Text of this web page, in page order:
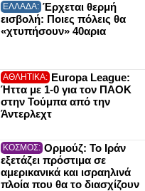
ΕΛΛΑΔΑ: Έρχεται θερμή
εισβολή: Ποιες πόλεις θα
«χτυπήσουν» 40αρια
ΑΘΛΗΤΙΚΑ: Europa League:
Ήττα με 1-0 για τον ΠΑΟΚ
στην Τούμπα από την
Άντερλεχτ
ΚΟΣΜΟΣ: Ορμούζ: Το Ιράν
εξετάζει πρόστιμα σε
αμερικανικά και ισραηλινά
πλοία που θα το διασχίζουν